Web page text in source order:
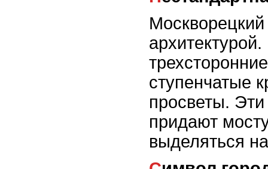
ступенчатые
просветы.
придают
выделяться